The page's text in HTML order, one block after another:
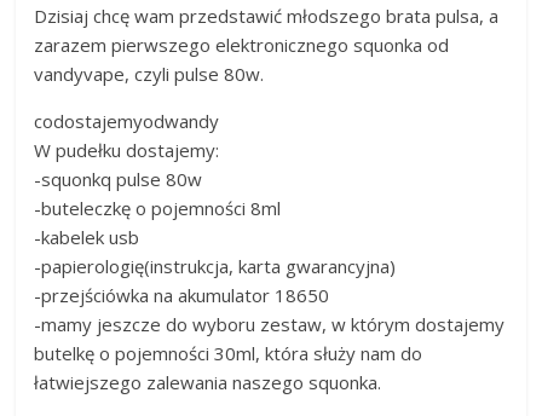
Dzisiaj chcę wam przedstawić młodszego brata pulsa, a
zarazem pierwszego elektronicznego squonka od
vandyvape, czyli pulse 80w.
codostajemyodwandy
W pudełku dostajemy:
-squonkq pulse 80w
-buteleczkę o pojemności 8ml
-kabelek usb
-papierologię(instrukcja, karta gwarancyjna)
-przejściówka na akumulator 18650
-mamy jeszcze do wyboru zestaw, w którym dostajemy
butelkę o pojemności 30ml, która służy nam do
łatwiejszego zalewania naszego squonka.